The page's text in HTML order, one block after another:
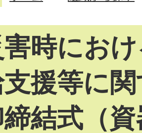
害時にお
援等に
結式（